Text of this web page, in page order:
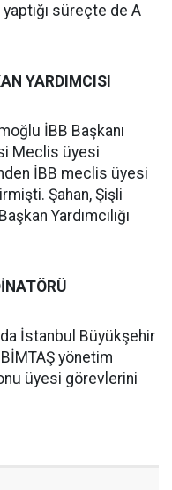
süreçte de A
YARDIMCISI
İBB Başkanı
Meclis üyesi
İBB meclis üyesi
Şahan, Şişli
Yardımcılığı
İstanbul Büyükşehir
yönetim
üyesi görevlerini